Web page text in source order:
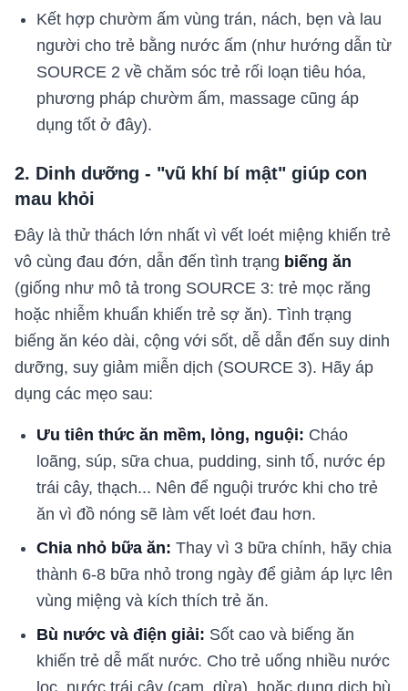
Kết hợp chườm ấm vùng trán, nách, bẹn và lau
người cho trẻ bằng nước ấm (như hướng dẫn từ
SOURCE 2 về chăm sóc trẻ rối loạn tiêu hóa,
phương pháp chườm ấm, massage cũng áp
dụng tốt ở đây).
2. Dinh dưỡng - "vũ khí bí mật" giúp con
mau khỏi
Đây là thử thách lớn nhất vì vết loét miệng khiến trẻ
vô cùng đau đớn, dẫn đến tình trạng biếng ăn
(giống như mô tả trong SOURCE 3: trẻ mọc răng
hoặc nhiễm khuẩn khiến trẻ sợ ăn). Tình trạng
biếng ăn kéo dài, cộng với sốt, dễ dẫn đến suy dinh
dưỡng, suy giảm miễn dịch (SOURCE 3). Hãy áp
dụng các mẹo sau:
Ưu tiên thức ăn mềm, lỏng, nguội: Cháo
loãng, súp, sữa chua, pudding, sinh tố, nước ép
trái cây, thạch... Nên để nguội trước khi cho trẻ
ăn vì đồ nóng sẽ làm vết loét đau hơn.
Chia nhỏ bữa ăn: Thay vì 3 bữa chính, hãy chia
thành 6-8 bữa nhỏ trong ngày để giảm áp lực lên
vùng miệng và kích thích trẻ ăn.
Bù nước và điện giải: Sốt cao và biếng ăn
khiến trẻ dễ mất nước. Cho trẻ uống nhiều nước